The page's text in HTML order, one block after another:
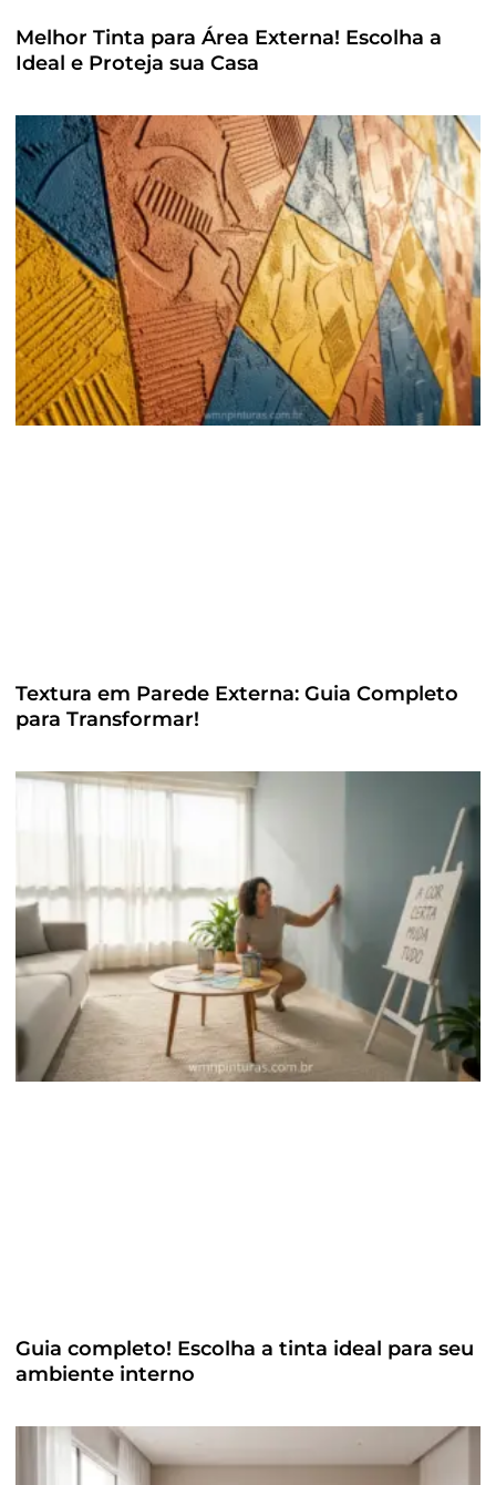
Melhor Tinta para Área Externa! Escolha a
Ideal e Proteja sua Casa
Textura em Parede Externa: Guia Completo
para Transformar!
Guia completo! Escolha a tinta ideal para seu
ambiente interno